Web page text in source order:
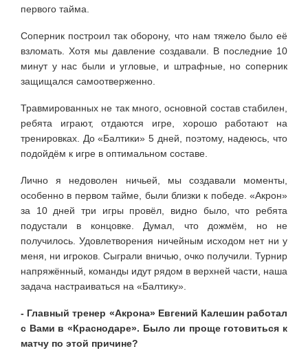
первого тайма.
Соперник построил так оборону, что нам тяжело было её
взломать. Хотя мы давление создавали. В последние 10
минут у нас были и угловые, и штрафные, но соперник
защищался самоотверженно.
Травмированных не так много, основной состав стабилен,
ребята играют, отдаются игре, хорошо работают на
тренировках. До «Балтики» 5 дней, поэтому, надеюсь, что
подойдём к игре в оптимальном составе.
Лично я недоволен ничьей, мы создавали моменты,
особенно в первом тайме, были близки к победе. «Акрон»
за 10 дней три игры провёл, видно было, что ребята
подустали в концовке. Думал, что дожмём, но не
получилось. Удовлетворения ничейным исходом нет ни у
меня, ни игроков. Сыграли вничью, очко получили. Турнир
напряжённый, команды идут рядом в верхней части, наша
задача настраиваться на «Балтику».
- Главный тренер «Акрона» Евгений Калешин работал
с Вами в «Краснодаре». Было ли проще готовиться к
матчу по этой причине?